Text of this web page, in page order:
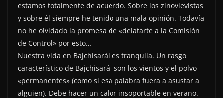
estamos totalmente de acuerdo. Sobre los zinovievistas
y sobre él siempre he tenido una mala opinión. Todavía
no he olvidado la promesa de «delatarte a la Comisión
de Control» por esto…
Nuestra vida en Bajchisarái es tranquila. Un rasgo
característico de Bajchisarái son los vientos y el polvo
«permanentes» (como si esa palabra fuera a asustar a
alguien). Debe hacer un calor insoportable en verano.